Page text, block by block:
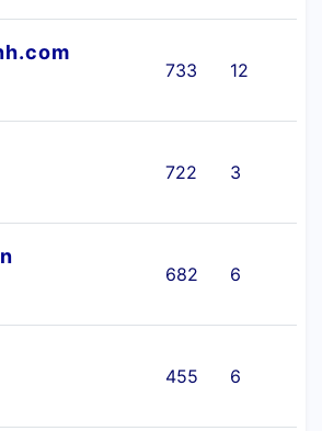
733 12
722 3
682 6
455 6